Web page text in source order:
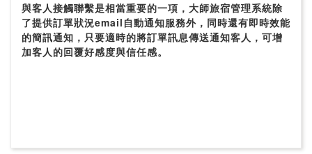
與客人接觸聯繫是相當重要的一項，大師旅宿管理系統除
了提供訂單狀況email自動通知服務外，同時還有即時效能
的簡訊通知，只要適時的將訂單訊息傳送通知客人，可增
加客人的回覆好感度與信任感。